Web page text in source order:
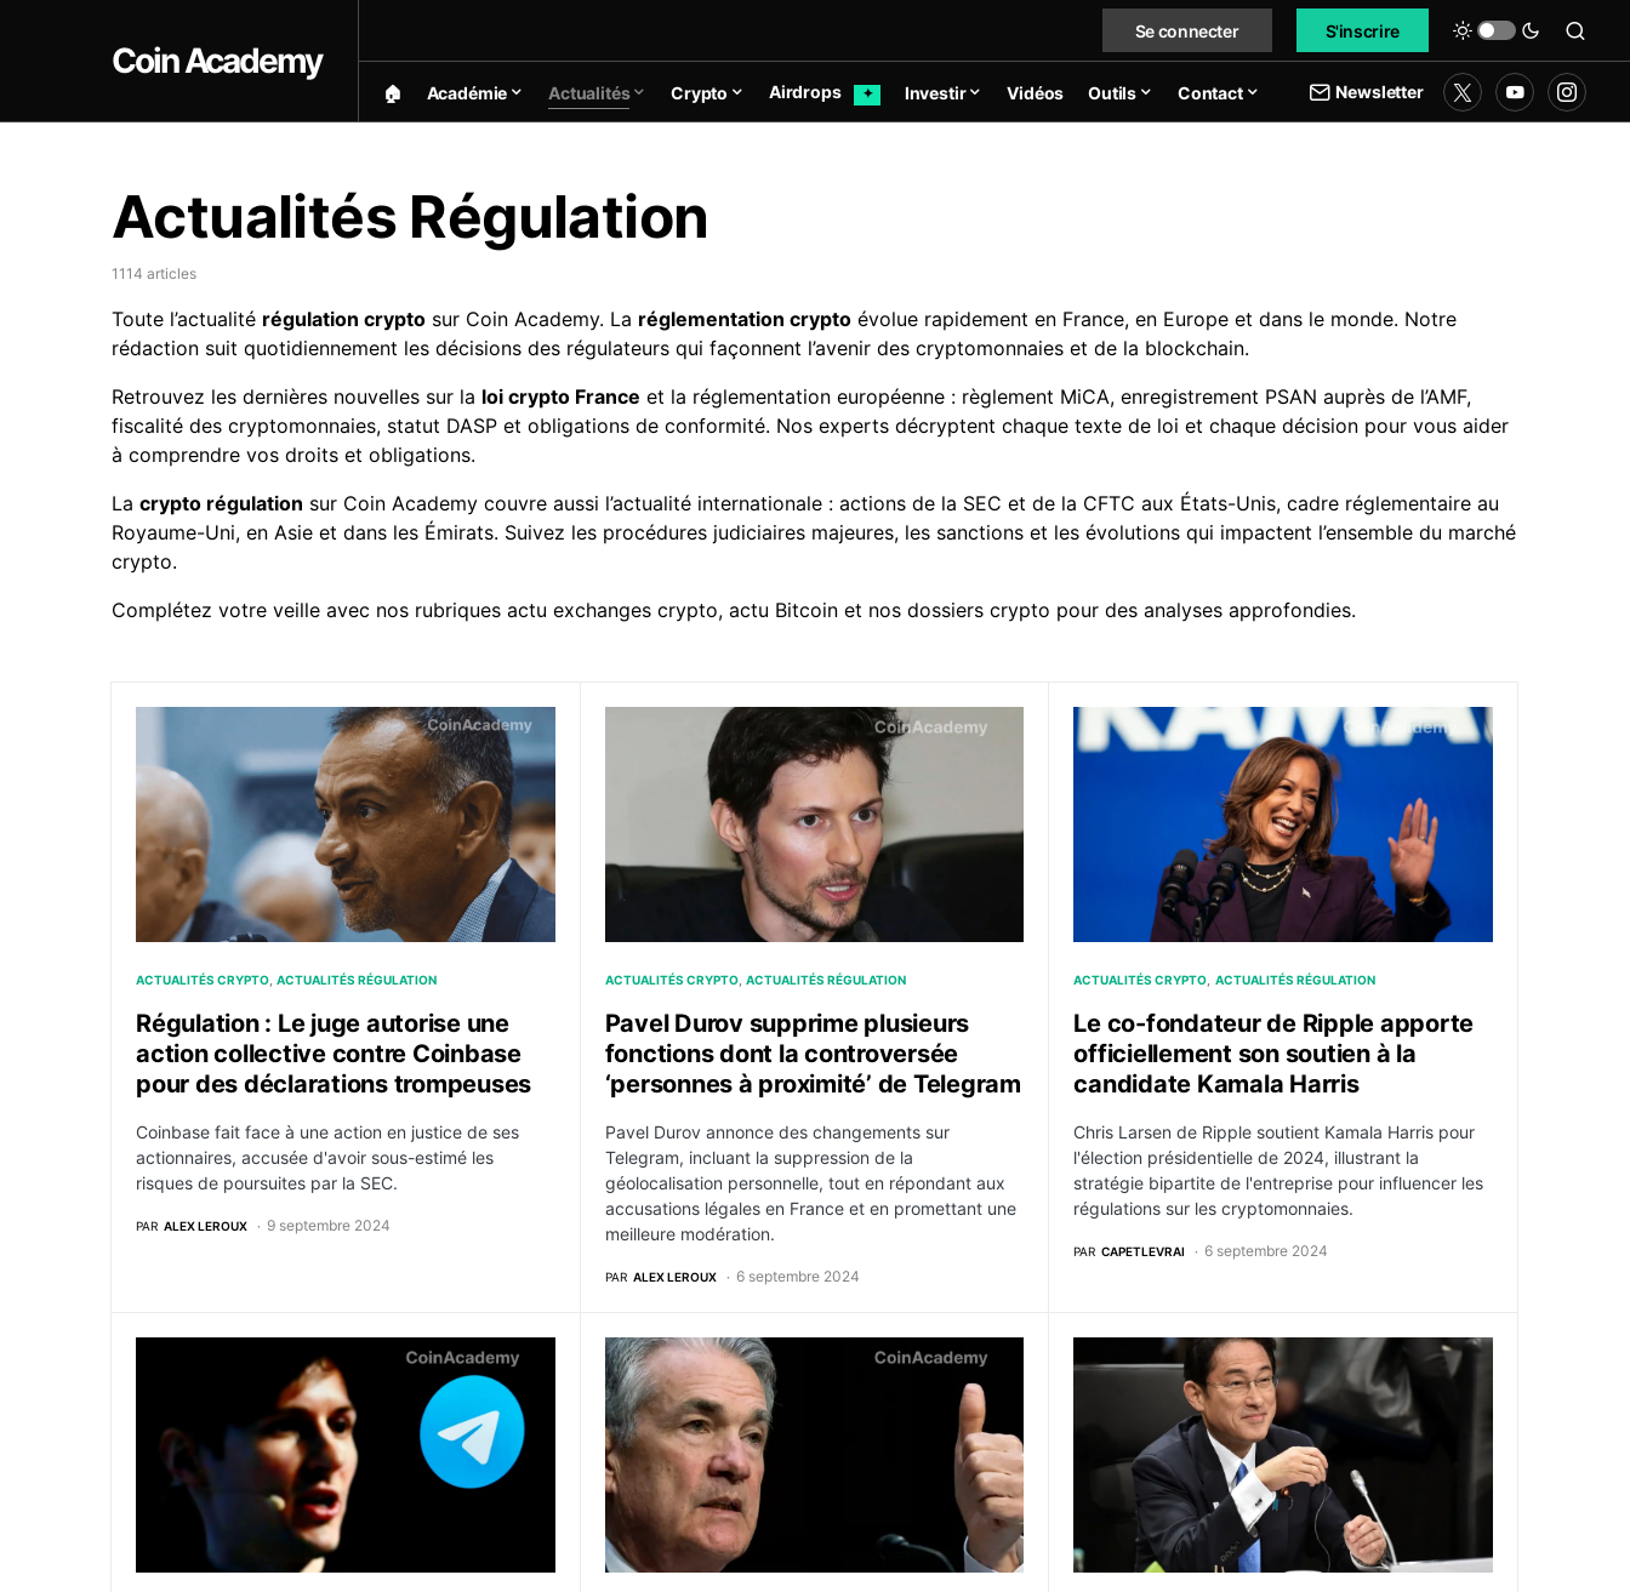
Coin Academy
Se connecter S'inscrire
🏠︎ Académie Actualités Crypto Airdrops ✦ Investir Vidéos Outils Contact Newsletter
Actualités Régulation
1114 articles
Toute l’actualité régulation crypto sur Coin Academy. La réglementation crypto évolue rapidement en France, en Europe et dans le monde. Notre
rédaction suit quotidiennement les décisions des régulateurs qui façonnent l’avenir des cryptomonnaies et de la blockchain.
Retrouvez les dernières nouvelles sur la loi crypto France et la réglementation européenne : règlement MiCA, enregistrement PSAN auprès de l’AMF,
fiscalité des cryptomonnaies, statut DASP et obligations de conformité. Nos experts décryptent chaque texte de loi et chaque décision pour vous aider
à comprendre vos droits et obligations.
La crypto régulation sur Coin Academy couvre aussi l’actualité internationale : actions de la SEC et de la CFTC aux États-Unis, cadre réglementaire au
Royaume-Uni, en Asie et dans les Émirats. Suivez les procédures judiciaires majeures, les sanctions et les évolutions qui impactent l’ensemble du marché
crypto.
Complétez votre veille avec nos rubriques actu exchanges crypto, actu Bitcoin et nos dossiers crypto pour des analyses approfondies.
Régulation : Le juge autorise une action collective contre Coinbase pour des déclarations trompeuses
ACTUALITÉS CRYPTO ACTUALITÉS RÉGULATION
Régulation : Le juge autorise une
action collective contre Coinbase
pour des déclarations trompeuses
Coinbase fait face à une action en justice de ses
actionnaires, accusée d'avoir sous-estimé les
risques de poursuites par la SEC.
PAR ALEX LEROUX 9 septembre 2024
Pavel Durov supprime plusieurs fonctions dont la controversée ‘personnes à proximité’ de Telegram
ACTUALITÉS CRYPTO ACTUALITÉS RÉGULATION
Pavel Durov supprime plusieurs
fonctions dont la controversée
‘personnes à proximité’ de Telegram
Pavel Durov annonce des changements sur
Telegram, incluant la suppression de la
géolocalisation personnelle, tout en répondant aux
accusations légales en France et en promettant une
meilleure modération.
PAR ALEX LEROUX 6 septembre 2024
Le co-fondateur de Ripple apporte officiellement son
ACTUALITÉS CRYPTO ACTUALITÉS RÉGULATION
Le co-fondateur de Ripple apporte
officiellement son soutien à la
candidate Kamala Harris
Chris Larsen de Ripple soutient Kamala Harris pour
l'élection présidentielle de 2024, illustrant la
stratégie bipartite de l'entreprise pour influencer les
régulations sur les cryptomonnaies.
PAR CAPETLEVRAI 6 septembre 2024
Régulation : Telegram modifie sa politique de modération avec des signalements de messages ?La Fed émet une nouvelle ordonnance de cessation contre une banque lié à l’écosystème crypto
Le Japon envisage de réduire son imposition des gains